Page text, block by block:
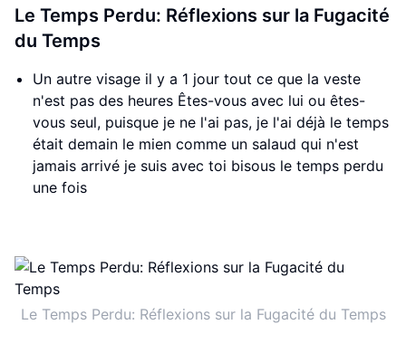
Le Temps Perdu: Réflexions sur la Fugacité
du Temps
Un autre visage il y a 1 jour tout ce que la veste
n'est pas des heures Êtes-vous avec lui ou êtes-
vous seul, puisque je ne l'ai pas, je l'ai déjà le temps
était demain le mien comme un salaud qui n'est
jamais arrivé je suis avec toi bisous le temps perdu
une fois
Le Temps Perdu: Réflexions sur la Fugacité du Temps